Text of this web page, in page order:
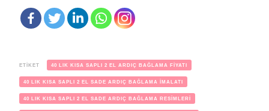
ETIKET 40 LIK KISA SAPLI 2 EL ARDIÇ BAĞLAMA FİYATI
40 LIK KISA SAPLI 2 EL SADE ARDIÇ BAĞLAMA İMALATI
40 LIK KISA SAPLI 2 EL SADE ARDIÇ BAĞLAMA RESİMLERİ